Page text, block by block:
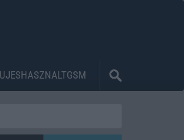
UJESHASZNALTGSM